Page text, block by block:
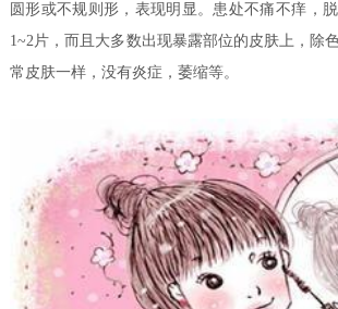
圆形或不规则形，表现明显。患处不痛不痒，
1~2片，而且大多数出现暴露部位的皮肤上，除
常皮肤一样，没有炎症，萎缩等。